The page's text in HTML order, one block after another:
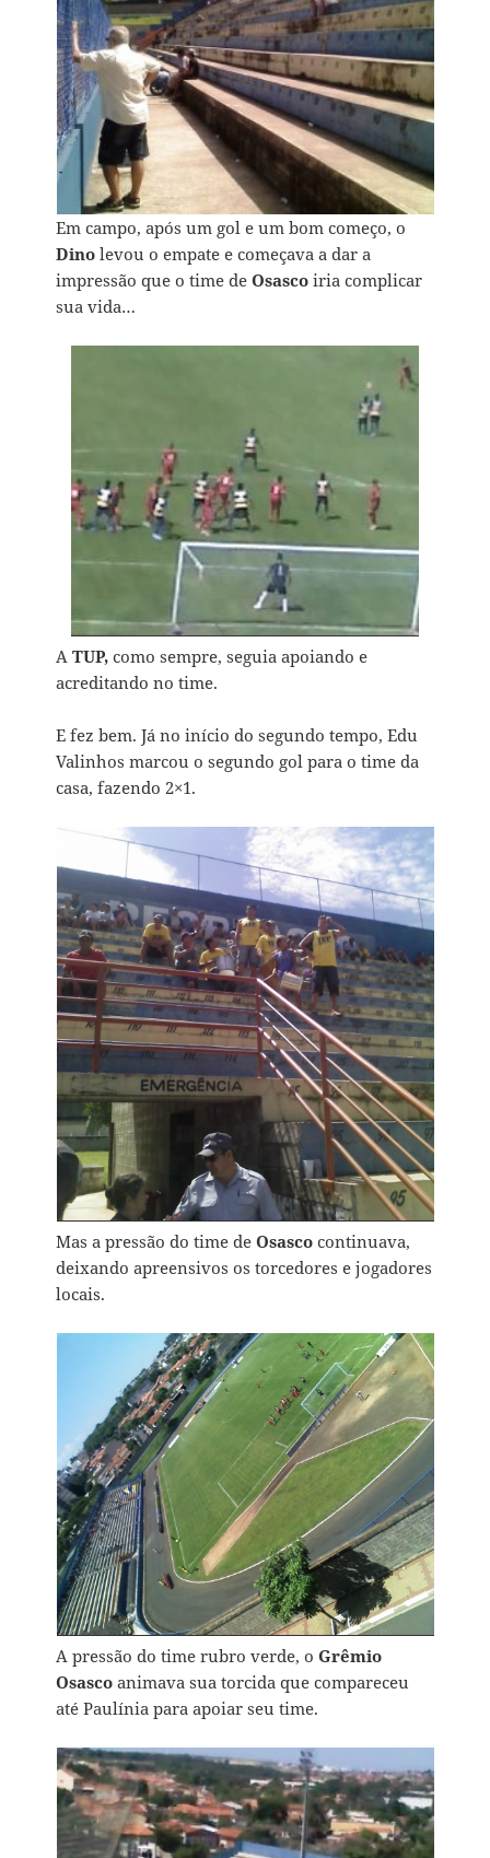
Em campo, após um gol e um bom começo, o
Dino levou o empate e começava a dar a
impressão que o time deOsasco iria complicar
sua vida…
ATUP,como sempre, seguia apoiando e
acreditando no time.
E fez bem. Já no início do segundo tempo, Edu
Valinhos marcou o segundo gol para o time da
casa, fazendo 2×1.
Mas a pressão do time deOsasco continuava,
deixando apreensivos os torcedores e jogadores
locais.
A pressão do time rubro verde, oGrêmio
Osasco animava sua torcida que compareceu
até Paulínia para apoiar seu time.